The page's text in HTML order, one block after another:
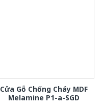
Cửa Gỗ Chống Cháy MDF
Melamine P1-a-SGD